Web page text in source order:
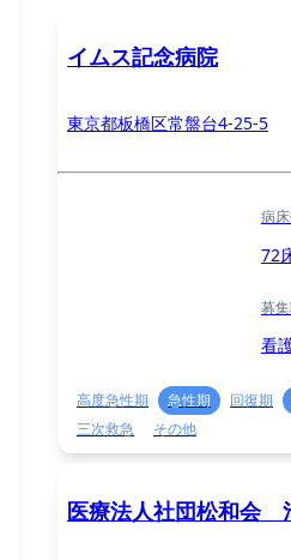
イムス記念病院
東京都板橋区常盤台4-25-5
病
72
募
看
高度急性期 急性期 回復期
三次救急
その他
医療法人社団松和会